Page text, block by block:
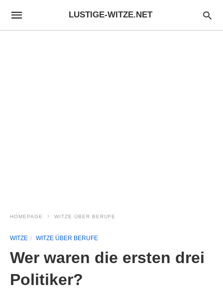
LUSTIGE-WITZE.NET
HOMEPAGE WITZE ÜBER BERUFE
WITZE WITZE ÜBER BERUFE
Wer waren die ersten drei
Politiker?